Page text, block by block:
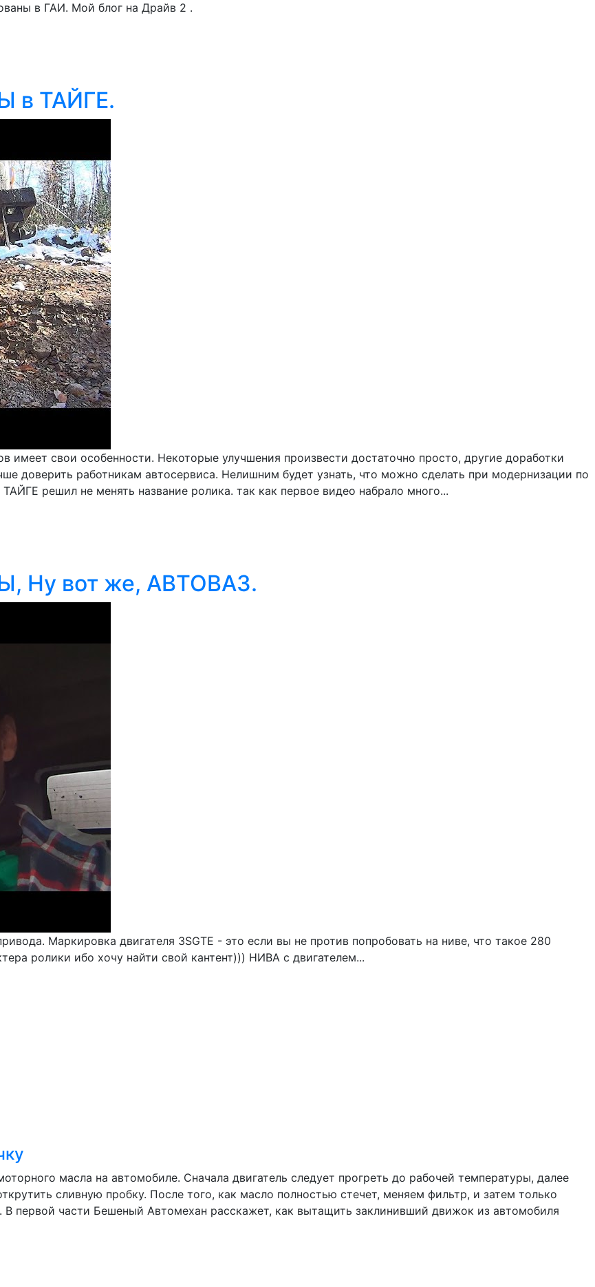
в ГАИ. Мой блог на Драйв 2 .
в ТАЙГЕ.
имеет свои особенности. Некоторые улучшения произвести достаточно просто, другие доработки
доверить работникам автосервиса. Нелишним будет узнать, что можно сделать при модернизации по
решил не менять название ролика. так как первое видео набрало много...
Ну вот же, АВТОВАЗ.
Маркировка двигателя 3SGTE - это если вы не против попробовать на ниве, что такое 280
ролики ибо хочу найти свой кантент))) НИВА с двигателем...
масла на автомобиле. Сначала двигатель следует прогреть до рабочей температуры, далее
сливную пробку. После того, как масло полностью стечет, меняем фильтр, и затем только
В первой части Бешеный Автомехан расскажет, как вытащить заклинивший движок из автомобиля